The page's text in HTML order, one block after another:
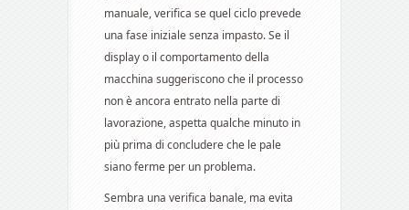
manuale, verifica se quel ciclo prevede
una fase iniziale senza impasto. Se il
display o il comportamento della
macchina suggeriscono che il processo
non è ancora entrato nella parte di
lavorazione, aspetta qualche minuto in
più prima di concludere che le pale
siano ferme per un problema.
Sembra una verifica banale, ma evita